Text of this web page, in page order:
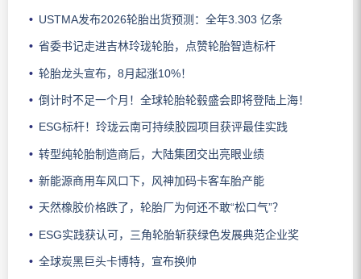
USTMA发布2026轮胎出货预测：全年3.303 亿条
省委书记走进吉林玲珑轮胎，点赞轮胎智造标杆
轮胎龙头宣布，8月起涨10%！
倒计时不足一个月！全球轮胎轮毂盛会即将登陆上海！
ESG标杆！玲珑云南可持续胶园项目获评最佳实践
转型纯轮胎制造商后，大陆集团交出亮眼业绩
新能源商用车风口下，风神加码卡客车胎产能
天然橡胶价格跌了，轮胎厂为何还不敢“松口气”？
ESG实践获认可，三角轮胎斩获绿色发展典范企业奖
全球炭黑巨头卡博特，宣布换帅